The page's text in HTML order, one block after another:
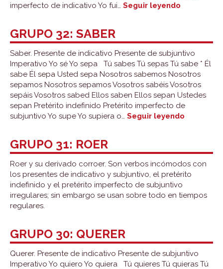
imperfecto de indicativo Yo fui… Seguir leyendo
GRUPO 32: SABER
Saber. Presente de indicativo Presente de subjuntivo
Imperativo Yo sé Yo sepa Tú sabes Tú sepas Tú sabe * Él
sabe Él sepa Usted sepa Nosotros sabemos Nosotros
sepamos Nosotros sepamos Vosotros sabéis Vosotros
sepáis Vosotros sabed Ellos saben Ellos sepan Ustedes
sepan Pretérito indefinido Pretérito imperfecto de
subjuntivo Yo supe Yo supiera o… Seguir leyendo
GRUPO 31: ROER
Roer y su derivado corroer. Son verbos incómodos con
los presentes de indicativo y subjuntivo, el pretérito
indefinido y el pretérito imperfecto de subjuntivo
irregulares; sin embargo se usan sobre todo en tiempos
regulares.
GRUPO 30: QUERER
Querer. Presente de indicativo Presente de subjuntivo
Imperativo Yo quiero Yo quiera Tú quieres Tú quieras Tú